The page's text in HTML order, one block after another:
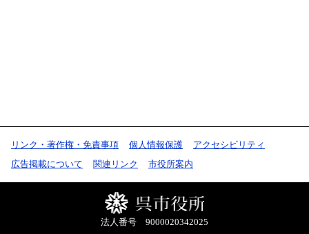
リンク・著作権・免責事項 個人情報保護
アクセシビリティ
広告掲載について
関連リンク 市役所案内
法人番号 9000020342025